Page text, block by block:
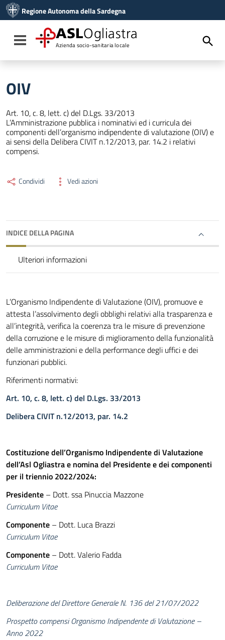
Vai al menu di navigazione
Vai al footer
Regione Autonoma della Sardegna
Toggle navigation
ASLOgliastra
Azienda socio-sanitaria locale
OIV
Art. 10, c. 8, lett. c) del D.Lgs. 33/2013
L’Amministrazione pubblica i nominativi ed i curricula dei
componenti dell’organismo indipendente di valutazione (OIV) e
ai sensi della Delibera CIVIT n.12/2013, par. 14.2 i relativi
compensi.
Condividi Vedi azioni
INDICE DELLA PAGINA
Ulteriori informazioni
L’Organismo Indipendente di Valutazione (OIV), promuove e
attesta l’assolvimento degli obblighi relativi alla trasparenza e
all’integrità, verifica la coerenza tra le misure di prevenzione
della corruzione e le misure di miglioramento della funzionalità
delle amministrazioni e della performance degli uffici e dei
funzionari pubblici.
Riferimenti normativi:
Art. 10, c. 8, lett. c) del D.Lgs. 33/2013
Delibera CIVIT n.12/2013, par. 14.2
Costituzione dell’Organismo Indipendente di Valutazione
dell’Asl Ogliastra e nomina del Presidente e dei componenti
per il triennio 2022/2024:
Presidente – Dott. ssa Pinuccia Mazzone
Curriculum Vitae
Componente – Dott. Luca Brazzi
Curriculum Vitae
Componente – Dott. Valerio Fadda
Curriculum Vitae
Deliberazione del Direttore Generale N. 136 del 21/07/2022
Prospetto compensi Organismo Indipendente di Valutazione –
Anno 2022